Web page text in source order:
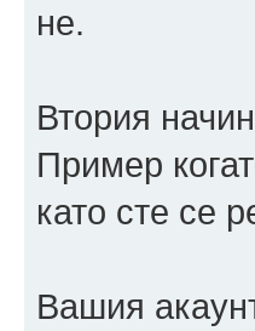
не.
Втория
Пример
като сте се
Вашия